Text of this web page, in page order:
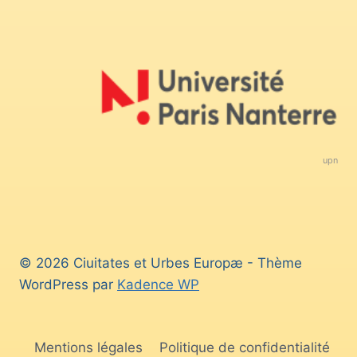
upn
© 2026 Ciuitates et Urbes Europæ - Thème
WordPress par Kadence WP
Mentions légales Politique de confidentialité